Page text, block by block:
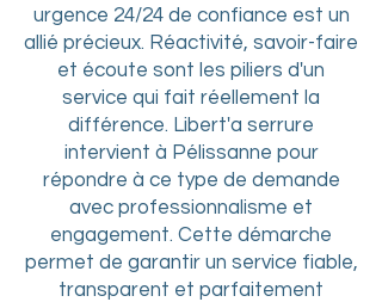
urgence 24/24 de confiance est un
allié précieux. Réactivité, savoir-faire
et écoute sont les piliers d'un
service qui fait réellement la
différence. Libert'a serrure
intervient à Pélissanne pour
répondre à ce type de demande
avec professionnalisme et
engagement. Cette démarche
permet de garantir un service fiable,
transparent et parfaitement